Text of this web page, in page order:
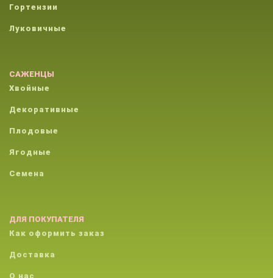
Гортензии
Луковичные
САЖЕНЦЫ
Хвойные
Декоративные
Плодовые
Ягодные
Семена
ДЛЯ ПОКУПАТЕЛЯ
Как оформить заказ
Доставка
О нас